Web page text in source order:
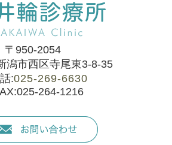
〒950-2054
潟市西区寺尾東3-8-35
:025-269-6630
264-1216